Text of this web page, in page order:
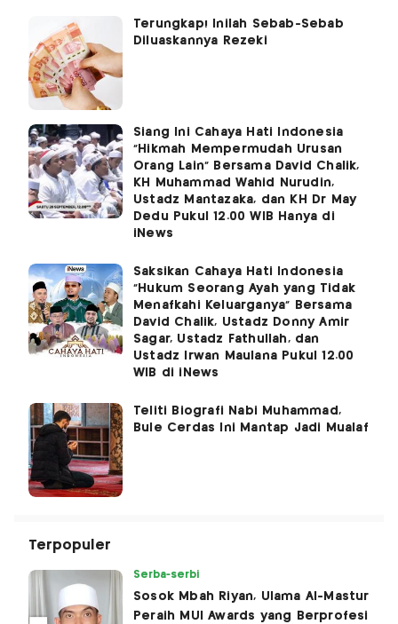
Terungkap! Inilah Sebab-Sebab
Diluaskannya Rezeki
Siang Ini Cahaya Hati Indonesia
"Hikmah Mempermudah Urusan
Orang Lain" Bersama David Chalik,
KH Muhammad Wahid Nurudin,
Ustadz Mantazaka, dan KH Dr May
Dedu Pukul 12.00 WIB Hanya di
iNews
Saksikan Cahaya Hati Indonesia
"Hukum Seorang Ayah yang Tidak
Menafkahi Keluarganya" Bersama
David Chalik, Ustadz Donny Amir
Sagar, Ustadz Fathullah, dan
Ustadz Irwan Maulana Pukul 12.00
WIB di iNews
Teliti Biografi Nabi Muhammad,
Bule Cerdas Ini Mantap Jadi Mualaf
Terpopuler
Serba-serbi
Sosok Mbah Riyan, Ulama Al-Mastur
Peraih MUI Awards yang Berprofesi